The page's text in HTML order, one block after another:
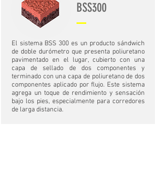
BSS300
El sistema BSS 300 es un producto sándwich
de doble durómetro que presenta poliuretano
pavimentado en el lugar, cubierto con una
capa de sellado de dos componentes y
terminado con una capa de poliuretano de dos
componentes aplicado por flujo. Este sistema
agrega un toque de rendimiento y sensación
bajo los pies, especialmente para corredores
de larga distancia.